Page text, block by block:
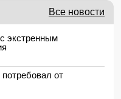
Все новости
экстренным
от